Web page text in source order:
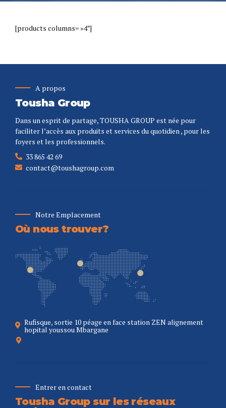
[products columns= »4″]
A propos
Tousha Group
Dans un esprit de partage, TOUSHA GROUP est née pour
faciliter l’accès aux produits et services du quotidien , pour les
foyers et les professionnels.
33 865 42 69
contact@toushagroup.com
Notre Emplacement
Où nous trouver?
Rufisque, sortie 10 péage en face station ZEN alignement
hopital youssou Mbargane
Entrer en contact
Tousha Group sur les réseaux